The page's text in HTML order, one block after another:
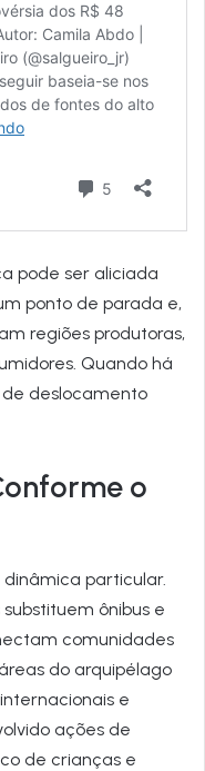
pode ser aliciada
ponto de parada e,
regiões produtoras,
Quando há
de deslocamento
o
particular.
ônibus e
comunidades
do arquipélago
e
ações de
de crianças e